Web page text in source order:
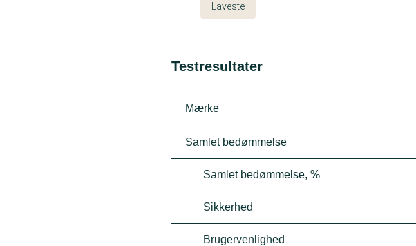
Laveste
Testresultater
Mærke
Samlet bedømmelse
Samlet bedømmelse, %
Sikkerhed
Brugervenlighed